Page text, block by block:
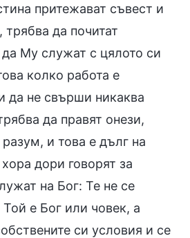
притежават съвест и
да почитат
Му служат с цялото си
колко работа е
да не свърши никаква
да правят онези,
и това е дълг на
дори говорят за
на Бог: Те не се
Той е Бог или човек, а
си условия и се